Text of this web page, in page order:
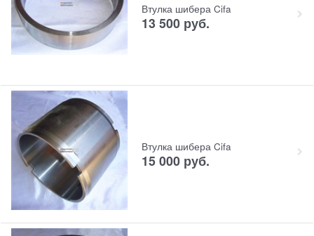
Втулка шибера Cifa
13 500 руб.
Втулка шибера Cifa
15 000 руб.